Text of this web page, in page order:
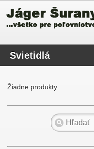
Svietidlá
Žiadne produkty